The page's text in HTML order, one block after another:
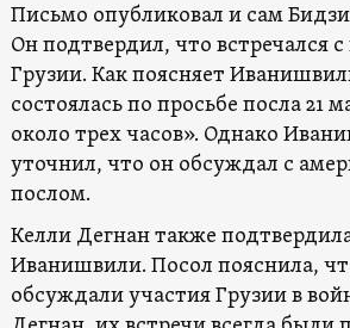
Письмо опубликовал и сам
Он подтвердил, что встречался
Грузии. Как поясняет
состоялась по просьбе посла 21
около трех часов». Однако
уточнил, что он обсуждал с
послом.
Келли Дегнан также
Иванишвили. Посол пояснила,
обсуждали участия Грузии в